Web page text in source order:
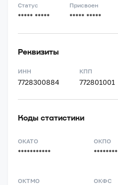
Статус
***** *****
Присвоен
***** *****
Реквизиты
ИНН
7728300884
КПП
772801001
Коды статистики
ОКАТО
***********
ОКПО
********
ОКТМО ОКФС